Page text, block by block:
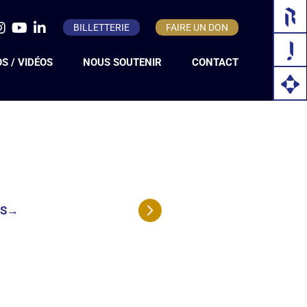
BILLETTERIE FAIRE UN DON
/ VIDÉOS NOUS SOUTENIR CONTACT
→